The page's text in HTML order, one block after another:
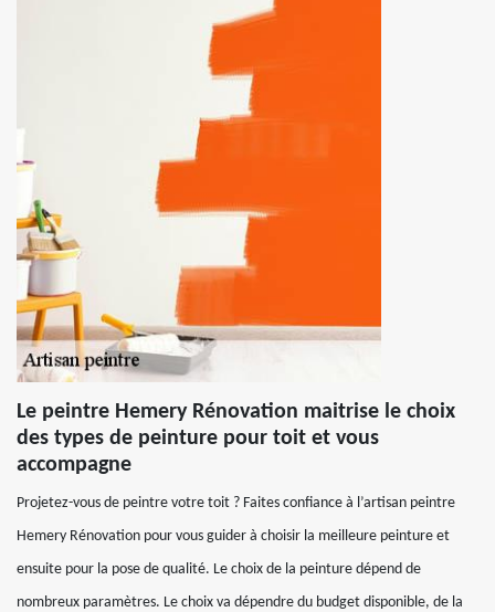
Le peintre Hemery Rénovation maitrise le choix
des types de peinture pour toit et vous
accompagne
Projetez-vous de peintre votre toit ? Faites confiance à l’artisan peintre
Hemery Rénovation pour vous guider à choisir la meilleure peinture et
ensuite pour la pose de qualité. Le choix de la peinture dépend de
nombreux paramètres. Le choix va dépendre du budget disponible, de la